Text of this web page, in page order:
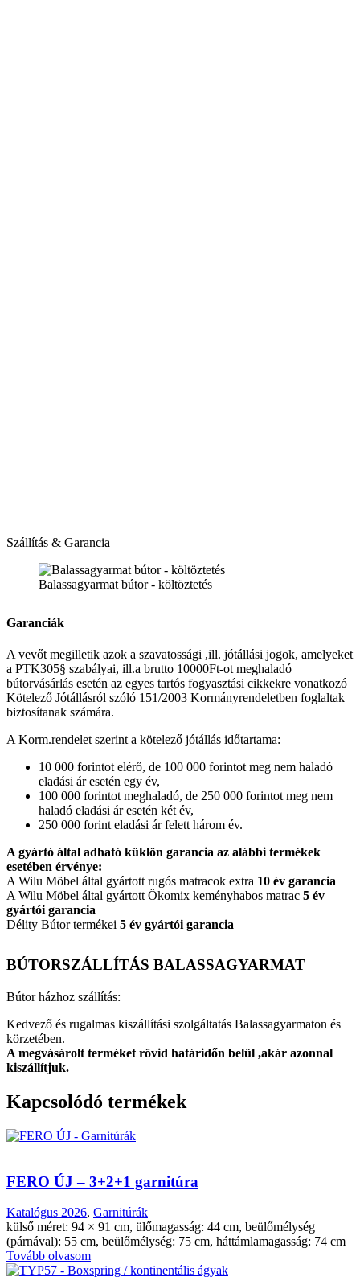
Szállítás & Garancia
Balassagyarmat bútor - költöztetés
Garanciák
A vevőt megilletik azok a szavatossági ,ill. jótállási jogok, amelyeket
a PTK305§ szabályai, ill.a brutto 10000Ft-ot meghaladó
bútorvásárlás esetén az egyes tartós fogyasztási cikkekre vonatkozó
Kötelező Jótállásról szóló 151/2003 Kormányrendeletben foglaltak
biztosítanak számára.
A Korm.rendelet szerint a kötelező jótállás időtartama:
10 000 forintot elérő, de 100 000 forintot meg nem haladó
eladási ár esetén egy év,
100 000 forintot meghaladó, de 250 000 forintot meg nem
haladó eladási ár esetén két év,
250 000 forint eladási ár felett három év.
A gyártó által adható küklön garancia az alábbi termékek
esetében érvénye:
A Wilu Möbel által gyártott rugós matracok extra 10 év garancia
A Wilu Möbel által gyártott Ökomix keményhabos matrac 5 év
gyártói garancia
Délity Bútor termékei 5 év gyártói garancia
BÚTORSZÁLLÍTÁS BALASSAGYARMAT
Bútor házhoz szállítás:
Kedvező és rugalmas kiszállítási szolgáltatás Balassagyarmaton és
körzetében.
A megvásárolt terméket rövid határidőn belül ,akár azonnal
kiszállítjuk.
Kapcsolódó termékek
FERO ÚJ – 3+2+1 garnitúra
Katalógus 2026, Garnitúrák
külső méret: 94 × 91 cm, ülőmagasság: 44 cm, beülőmélység
(párnával): 55 cm, beülőmélység: 75 cm, háttámlamagasság: 74 cm
Tovább olvasom